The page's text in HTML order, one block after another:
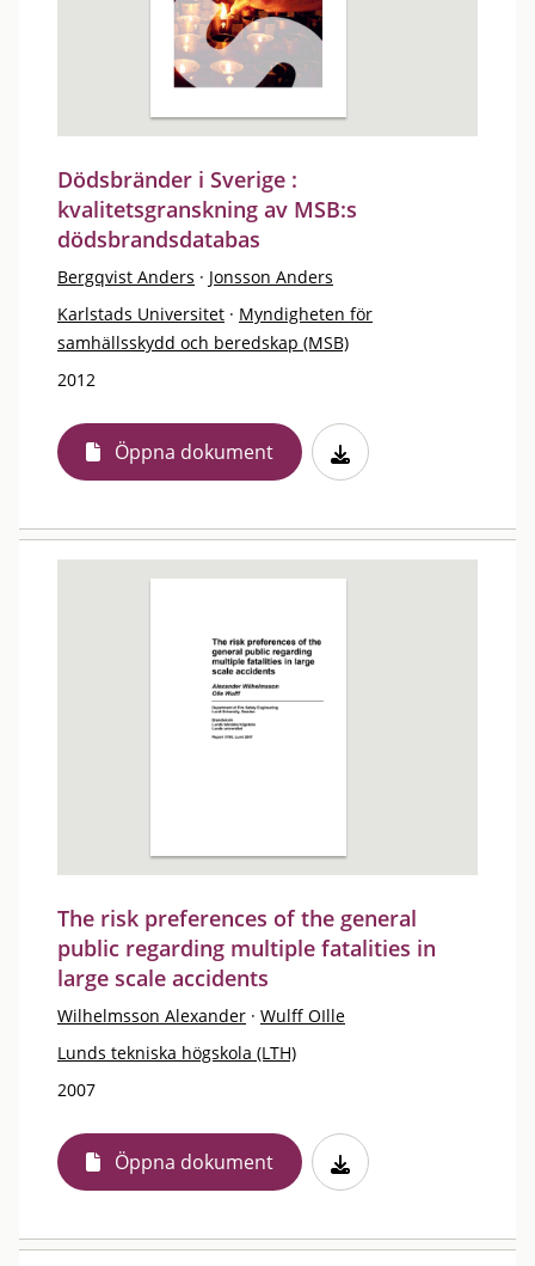
Dödsbränder i Sverige :
kvalitetsgranskning av MSB:s
dödsbrandsdatabas
Bergqvist Anders · Jonsson Anders
Karlstads Universitet · Myndigheten för
samhällsskydd och beredskap (MSB)
2012
Öppna dokument
The risk preferences of the general
public regarding multiple fatalities in
large scale accidents
Wilhelmsson Alexander · Wulff OIlle
Lunds tekniska högskola (LTH)
2007
Öppna dokument